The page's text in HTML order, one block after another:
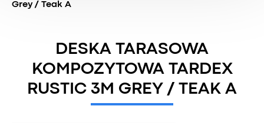
Grey / Teak A
DESKA TARASOWA
KOMPOZYTOWA TARDEX
RUSTIC 3M GREY / TEAK A